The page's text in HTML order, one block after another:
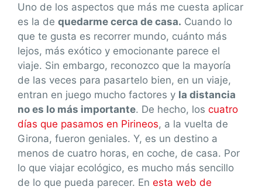
Uno de los aspectos que más me cuesta aplicar
es la de quedarme cerca de casa. Cuando lo
que te gusta es recorrer mundo, cuánto más
lejos, más exótico y emocionante parece el
viaje. Sin embargo, reconozco que la mayoría
de las veces para pasartelo bien, en un viaje,
entran en juego mucho factores y la distancia
no es lo más importante. De hecho, los cuatro
días que pasamos en Pirineos, a la vuelta de
Girona, fueron geniales. Y, es un destino a
menos de cuatro horas, en coche, de casa. Por
lo que viajar ecológico, es mucho más sencillo
de lo que pueda parecer. En esta web de